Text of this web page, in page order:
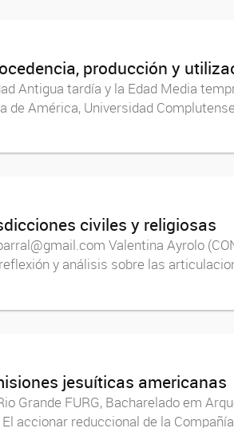
producción y
Antigua tardía y la Edad Media
América, Universidad
civiles y religiosas
Valentina Ayrolo
y análisis sobre las
jesuíticas americanas
Grande FURG, Bacharelado em
accionar reduccional de la